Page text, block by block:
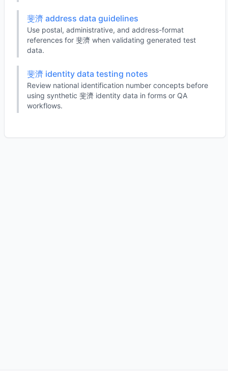
斐濟 address data guidelines
Use postal, administrative, and address-format
references for 斐濟 when validating generated test
data.
斐濟 identity data testing notes
Review national identification number concepts before
using synthetic 斐濟 identity data in forms or QA
workflows.